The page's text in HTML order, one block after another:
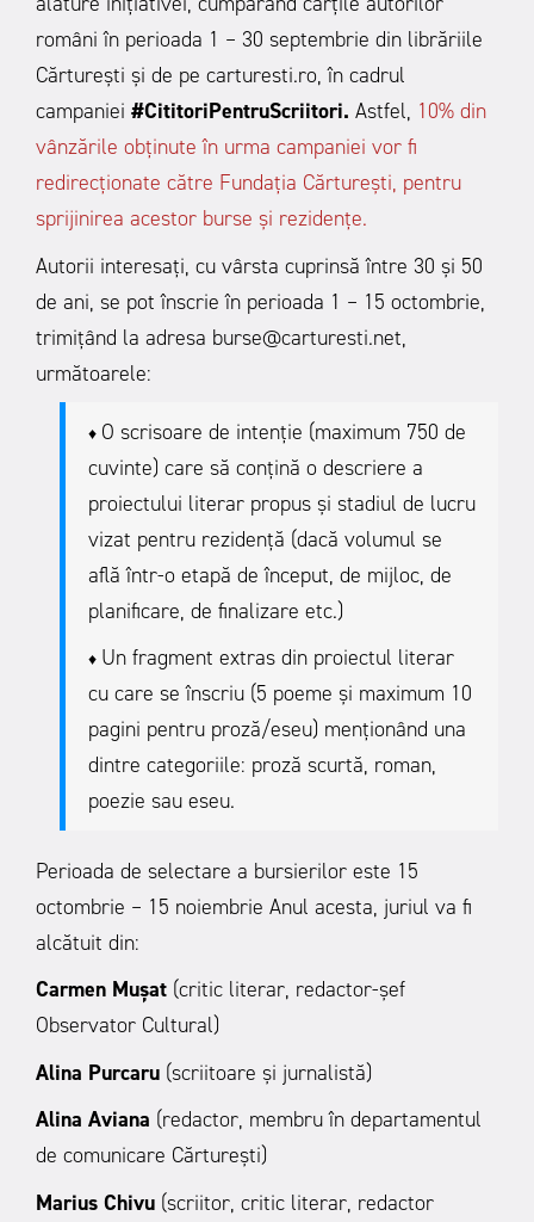
români în perioada 1 – 30 septembrie din librăriile
Cărturești și de pe carturesti.ro, în cadrul
campaniei #CititoriPentruScriitori. Astfel, 10% din
vânzările obținute în urma campaniei vor fi
redirecționate către Fundația Cărturești, pentru
sprijinirea acestor burse și rezidențe.
Autorii interesați, cu vârsta cuprinsă între 30 și 50
de ani, se pot înscrie în perioada 1 – 15 octombrie,
trimițând la adresa burse@carturesti.net,
următoarele:
♦ O scrisoare de intenție (maximum 750 de
cuvinte) care să conțină o descriere a
proiectului literar propus și stadiul de lucru
vizat pentru rezidență (dacă volumul se
află într-o etapă de început, de mijloc, de
planificare, de finalizare etc.)
♦ Un fragment extras din proiectul literar
cu care se înscriu (5 poeme și maximum 10
pagini pentru proză/eseu) menționând una
dintre categoriile: proză scurtă, roman,
poezie sau eseu.
Perioada de selectare a bursierilor este 15
octombrie – 15 noiembrie Anul acesta, juriul va fi
alcătuit din:
Carmen Mușat (critic literar, redactor-șef
Observator Cultural)
Alina Purcaru (scriitoare și jurnalistă)
Alina Aviana (redactor, membru în departamentul
de comunicare Cărturești)
Marius Chivu (scriitor, critic literar, redactor